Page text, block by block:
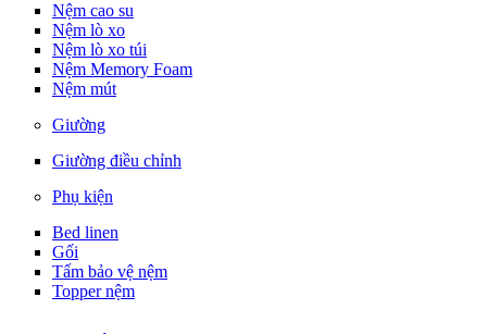
Nệm cao su
Nệm lò xo
Nệm lò xo túi
Nệm Memory Foam
Nệm mút
Giường
Giường điều chỉnh
Phụ kiện
Bed linen
Gối
Tấm bảo vệ nệm
Topper nệm